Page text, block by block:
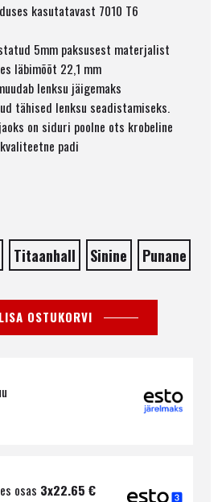
kasutatavast 7010 T6
5mm paksusest materjalist
läbimõõt 22,1 mm
lenksu jäigemaks
tähised lenksu seadistamiseks.
on siduri poolne ots krobeline
padi
Titaanhall Sinine Punane
LISA OSTUKORVI
osas 3x22.65 €